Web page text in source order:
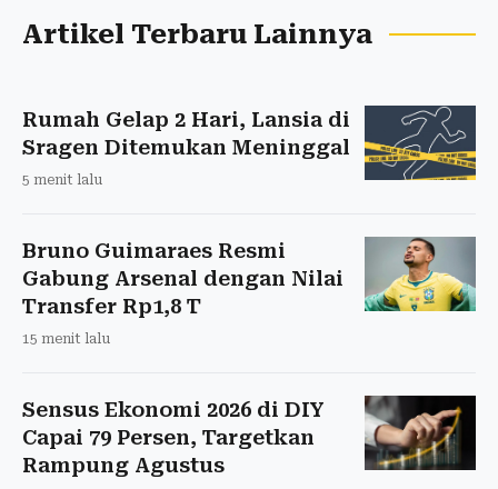
Artikel Terbaru Lainnya
Rumah Gelap 2 Hari, Lansia di
Sragen Ditemukan Meninggal
5 menit lalu
Bruno Guimaraes Resmi
Gabung Arsenal dengan Nilai
Transfer Rp1,8 T
15 menit lalu
Sensus Ekonomi 2026 di DIY
Capai 79 Persen, Targetkan
Rampung Agustus